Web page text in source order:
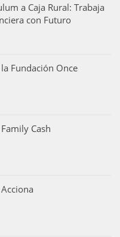
a Caja Rural: Trabaja
con Futuro
Fundación Once
Cash